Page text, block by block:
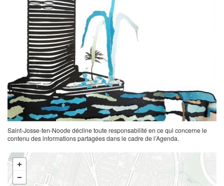
Saint-Josse-ten-Noode décline toute responsabilité en ce qui concerne le
contenu des informations partagées dans le cadre de l’Agenda.